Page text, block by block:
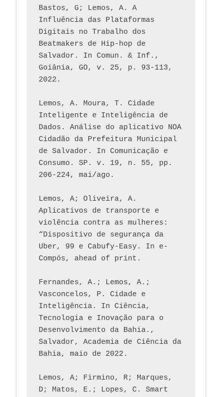
Bastos, G; Lemos, A. A
Influência das Plataformas
Digitais no Trabalho dos
Beatmakers de Hip-hop de
Salvador. In Comun. & Inf.,
Goiânia, GO, v. 25, p. 93-113,
2022.
Lemos, A. Moura, T. Cidade
Inteligente e Inteligência de
Dados. Análise do aplicativo NOA
Cidadão da Prefeitura Municipal
de Salvador. In Comunicação e
Consumo. SP. v. 19, n. 55, pp.
206-224, mai/ago.
Lemos, A; Oliveira, A.
Aplicativos de transporte e
violência contra as mulheres:
“Dispositivo de segurança da
Uber, 99 e Cabufy-Easy. In e-
Compós, ahead of print.
Fernandes, A.; Lemos, A.;
Vasconcelos, P. Cidade e
Inteligência. In Ciência,
Tecnologia e Inovação para o
Desenvolvimento da Bahia.,
Salvador, Academia de Ciência da
Bahia, maio de 2022.
Lemos, A; Firmino, R; Marques,
D; Matos, E.; Lopes, C. Smart